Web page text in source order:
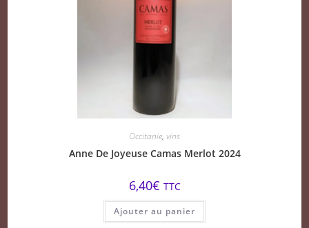
Occitanie, vins
Anne De Joyeuse Camas Merlot 2024
6,40€ TTC
Ajouter au panier